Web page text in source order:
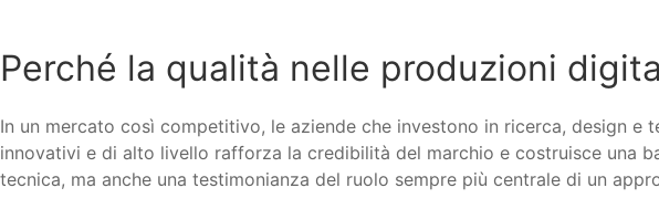
Perché la qualità nelle produzioni
In un mercato così competitivo, le aziende che investono in ricerca, design
innovativi e di alto livello rafforza la credibilità del marchio e costruisce una
tecnica, ma anche una testimonianza del ruolo sempre più centrale di un